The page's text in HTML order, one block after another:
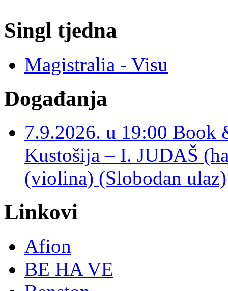
Singl tjedna
Magistralia - Visu
Događanja
7.9.2026. u 19:00 Book
Kustošija – I. JUDAŠ
(violina) (Slobodan ulaz)
Linkovi
Afion
BE HA VE